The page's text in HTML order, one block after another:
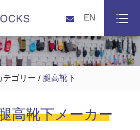
EN
テゴリー 腿高靴下
高靴下メーカー